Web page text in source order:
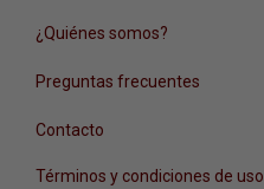
¿Quiénes somos?
Preguntas frecuentes
Contacto
Términos y condiciones de uso